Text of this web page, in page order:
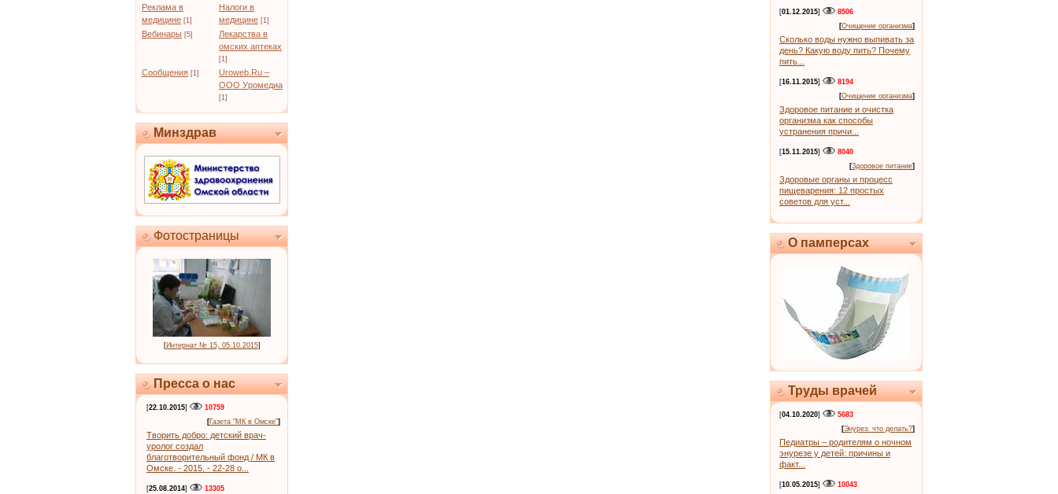
Реклама в
медицине [1]
Налоги в
медицине [1]
Вебинары [5]
Лекарства в
омских аптеках
[1]
Сообщения [1]
Uroweb.Ru –
ООО Уромедиа
[1]
Минздрав
Фотостраницы
[Интернат № 15, 05.10.2015]
Пресса о нас
[22.10.2015]
10759
[Газета "МК в Омске"]
Творить добро: детский врач-
уролог создал
благотворительный фонд / МК в
Омске. - 2015. - 22-28 о...
[25.08.2014]
13305
[01.12.2015]
8506
[Очищение организма]
Сколько воды нужно выпивать за
день? Какую воду пить? Почему
пить...
[16.11.2015]
8194
[Очищение организма]
Здоровое питание и очистка
организма как способы
устранения причи...
[15.11.2015]
8040
[Здоровое питание]
Здоровые органы и процесс
пищеварения: 12 простых
советов для уст...
О памперсах
Труды врачей
[04.10.2020]
5683
[Энурез: что делать?]
Педиатры – родителям о ночном
энурезе у детей: причины и
факт...
[10.05.2015]
10043